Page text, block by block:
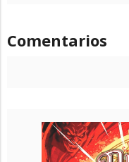
Comentarios